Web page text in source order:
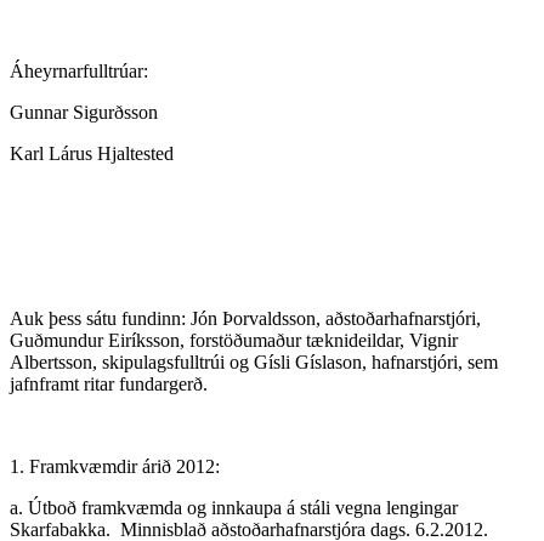
Áheyrnarfulltrúar:
Gunnar Sigurðsson
Karl Lárus Hjaltested
Auk þess sátu fundinn: Jón Þorvaldsson, aðstoðarhafnarstjóri,
Guðmundur Eiríksson, forstöðumaður tæknideildar, Vignir
Albertsson, skipulagsfulltrúi og Gísli Gíslason, hafnarstjóri, sem
jafnframt ritar fundargerð.
1. Framkvæmdir árið 2012:
a. Útboð framkvæmda og innkaupa á stáli vegna lengingar
Skarfabakka. Minnisblað aðstoðarhafnarstjóra dags. 6.2.2012.